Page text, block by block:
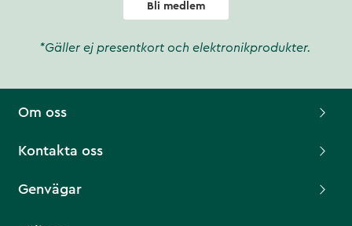
Bli medlem
*Gäller ej presentkort och elektronikprodukter.
Om oss
Kontakta oss
Genvägar